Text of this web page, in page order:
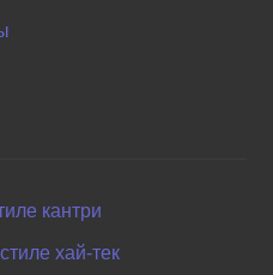
кантри
хай-тек